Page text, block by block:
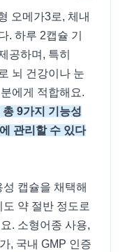
오메가3로, 체내
. 하루 2캡슐 기
공하며, 특히
뇌 건강이나 눈
에게 적합해요.
9가지 기능성
관리할 수 있다
캡슐을 채택해
약 절반 정도로
. 소형어종 사용,
, 국내 GMP 인증